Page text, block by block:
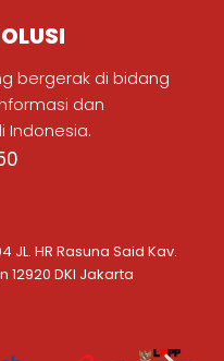
bergerak di bidang
dan
Indonesia.
JL. HR Rasuna Said Kav.
12920 DKI Jakarta